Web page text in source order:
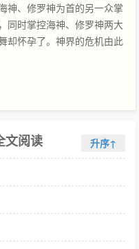
神、修罗神为首的另一众掌
同时掌控海神、修罗神两大
却怀孕了。神界的危机由此
，还有巨大危机即将到
拙作斗罗大陆II绝世唐门之
大家会看到很多熟悉的身
大陆III龙王传说的前传。…
文阅读 升序↑